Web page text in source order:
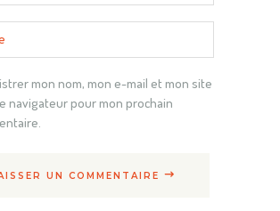
mon nom, mon e-mail et mon site
navigateur pour mon prochain
UN COMMENTAIRE